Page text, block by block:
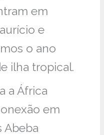
em
e
o ano
ilha tropical.
a África
em
Abeba